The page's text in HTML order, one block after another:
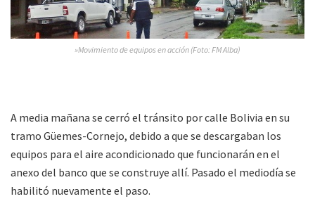
»Movimiento de equipos en acción (Foto: FM Alba)
A media mañana se cerró el tránsito por calle Bolivia en su
tramo Güemes-Cornejo, debido a que se descargaban los
equipos para el aire acondicionado que funcionarán en el
anexo del banco que se construye allí. Pasado el mediodía se
habilitó nuevamente el paso.